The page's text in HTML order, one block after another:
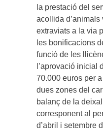
la prestació del
acollida
extraviats a la via
les bonificacions
funció de les
l’aprovació inicial
70.000 euros per
dues zones del
balanç de la
corresponent al
d’abril i setembre